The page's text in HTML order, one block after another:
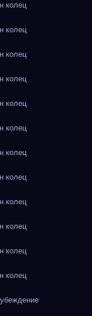
колец
колец
колец
колец
колец
колец
колец
колец
колец
колец
колец
колец